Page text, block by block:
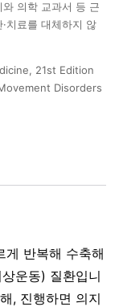
와 의학 교과서 등 근
치료를 대체하지 않
21st Edition
Disorders
게 반복해 수축해
운동) 질환입니
, 진행하면 의지